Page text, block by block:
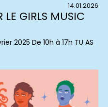
14.01.2026
LE GIRLS MUSIC
2025 De 10h à 17h TU AS